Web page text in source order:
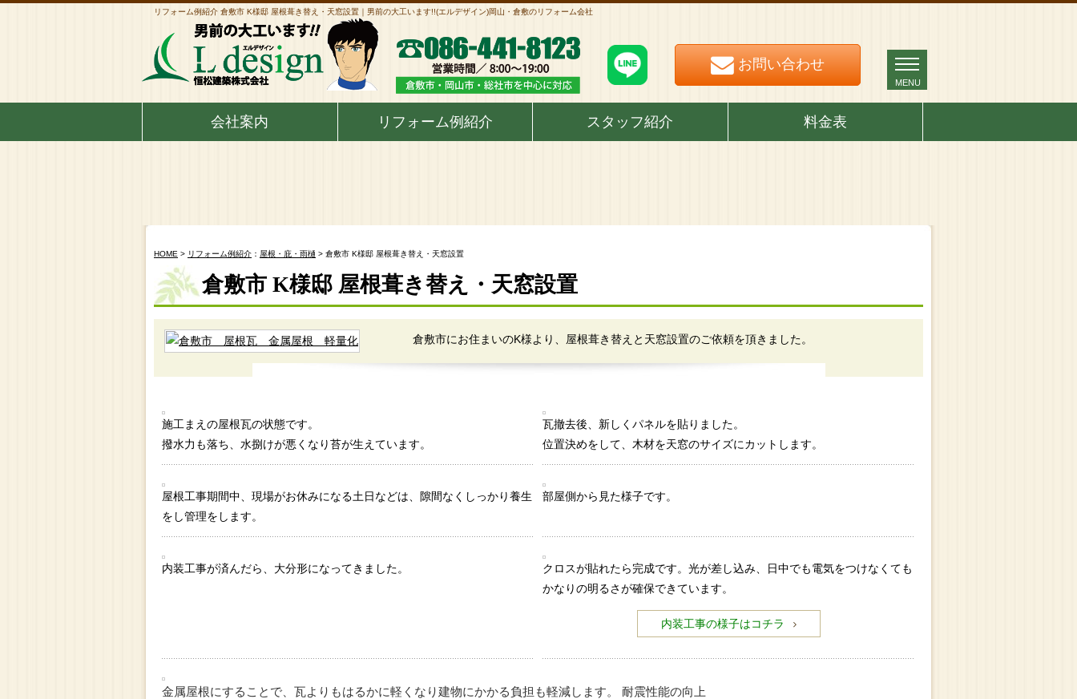
リフォーム例紹介 倉敷市 K様邸 屋根葺き替え・天窓設置｜男前の大工います!!(エルデザイン)岡山・倉敷のリフォーム会社
お問い合わせ
MENU
会社案内 リフォーム例紹介 スタッフ紹介 料金表
HOME > リフォーム例紹介 ： 屋根・庇・雨樋 > 倉敷市 K様邸 屋根葺き替え・天窓設置
倉敷市 K様邸 屋根葺き替え・天窓設置
倉敷市にお住まいのK様より、屋根葺き替えと天窓設置のご依頼を頂きました。
施工まえの屋根瓦の状態です。
撥水力も落ち、水捌けが悪くなり苔が生えています。
瓦撤去後、新しくパネルを貼りました。
位置決めをして、木材を天窓のサイズにカットします。
屋根工事期間中、現場がお休みになる土日などは、隙間なくしっかり養生
をし管理をします。
部屋側から見た様子です。
内装工事が済んだら、大分形になってきました。
クロスが貼れたら完成です。光が差し込み、日中でも電気をつけなくても
かなりの明るさが確保できています。
内装工事の様子はコチラ
金属屋根にすることで、瓦よりもはるかに軽くなり建物にかかる負担も軽減します。 耐震性能の向上
お問い合わせ
MENU